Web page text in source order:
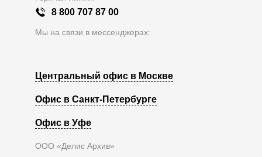
8 800 707 87 00
Мы на связи в мессенджерах:
Центральный офис в Москве
Офис в Санкт-Петербурге
Офис в Уфе
ООО «Делис Архив»